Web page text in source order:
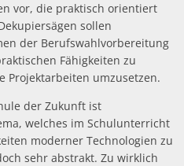
vor, die praktisch orientiert
sollen
der Berufswahlvorbereitung
Fähigkeiten zu
Projektarbeiten umzusetzen.
der Zukunft ist
welches im Schulunterricht
moderner Technologien zu
sehr abstrakt. Zu wirklich